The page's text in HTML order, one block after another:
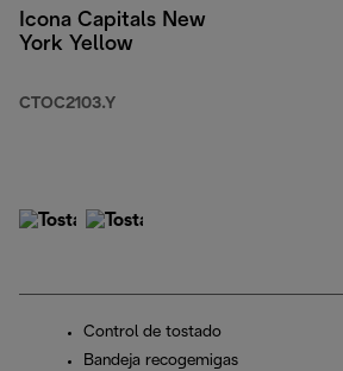
Icona Capitals New
York Yellow
CTOC2103.Y
Control de tostado
Bandeja recogemigas